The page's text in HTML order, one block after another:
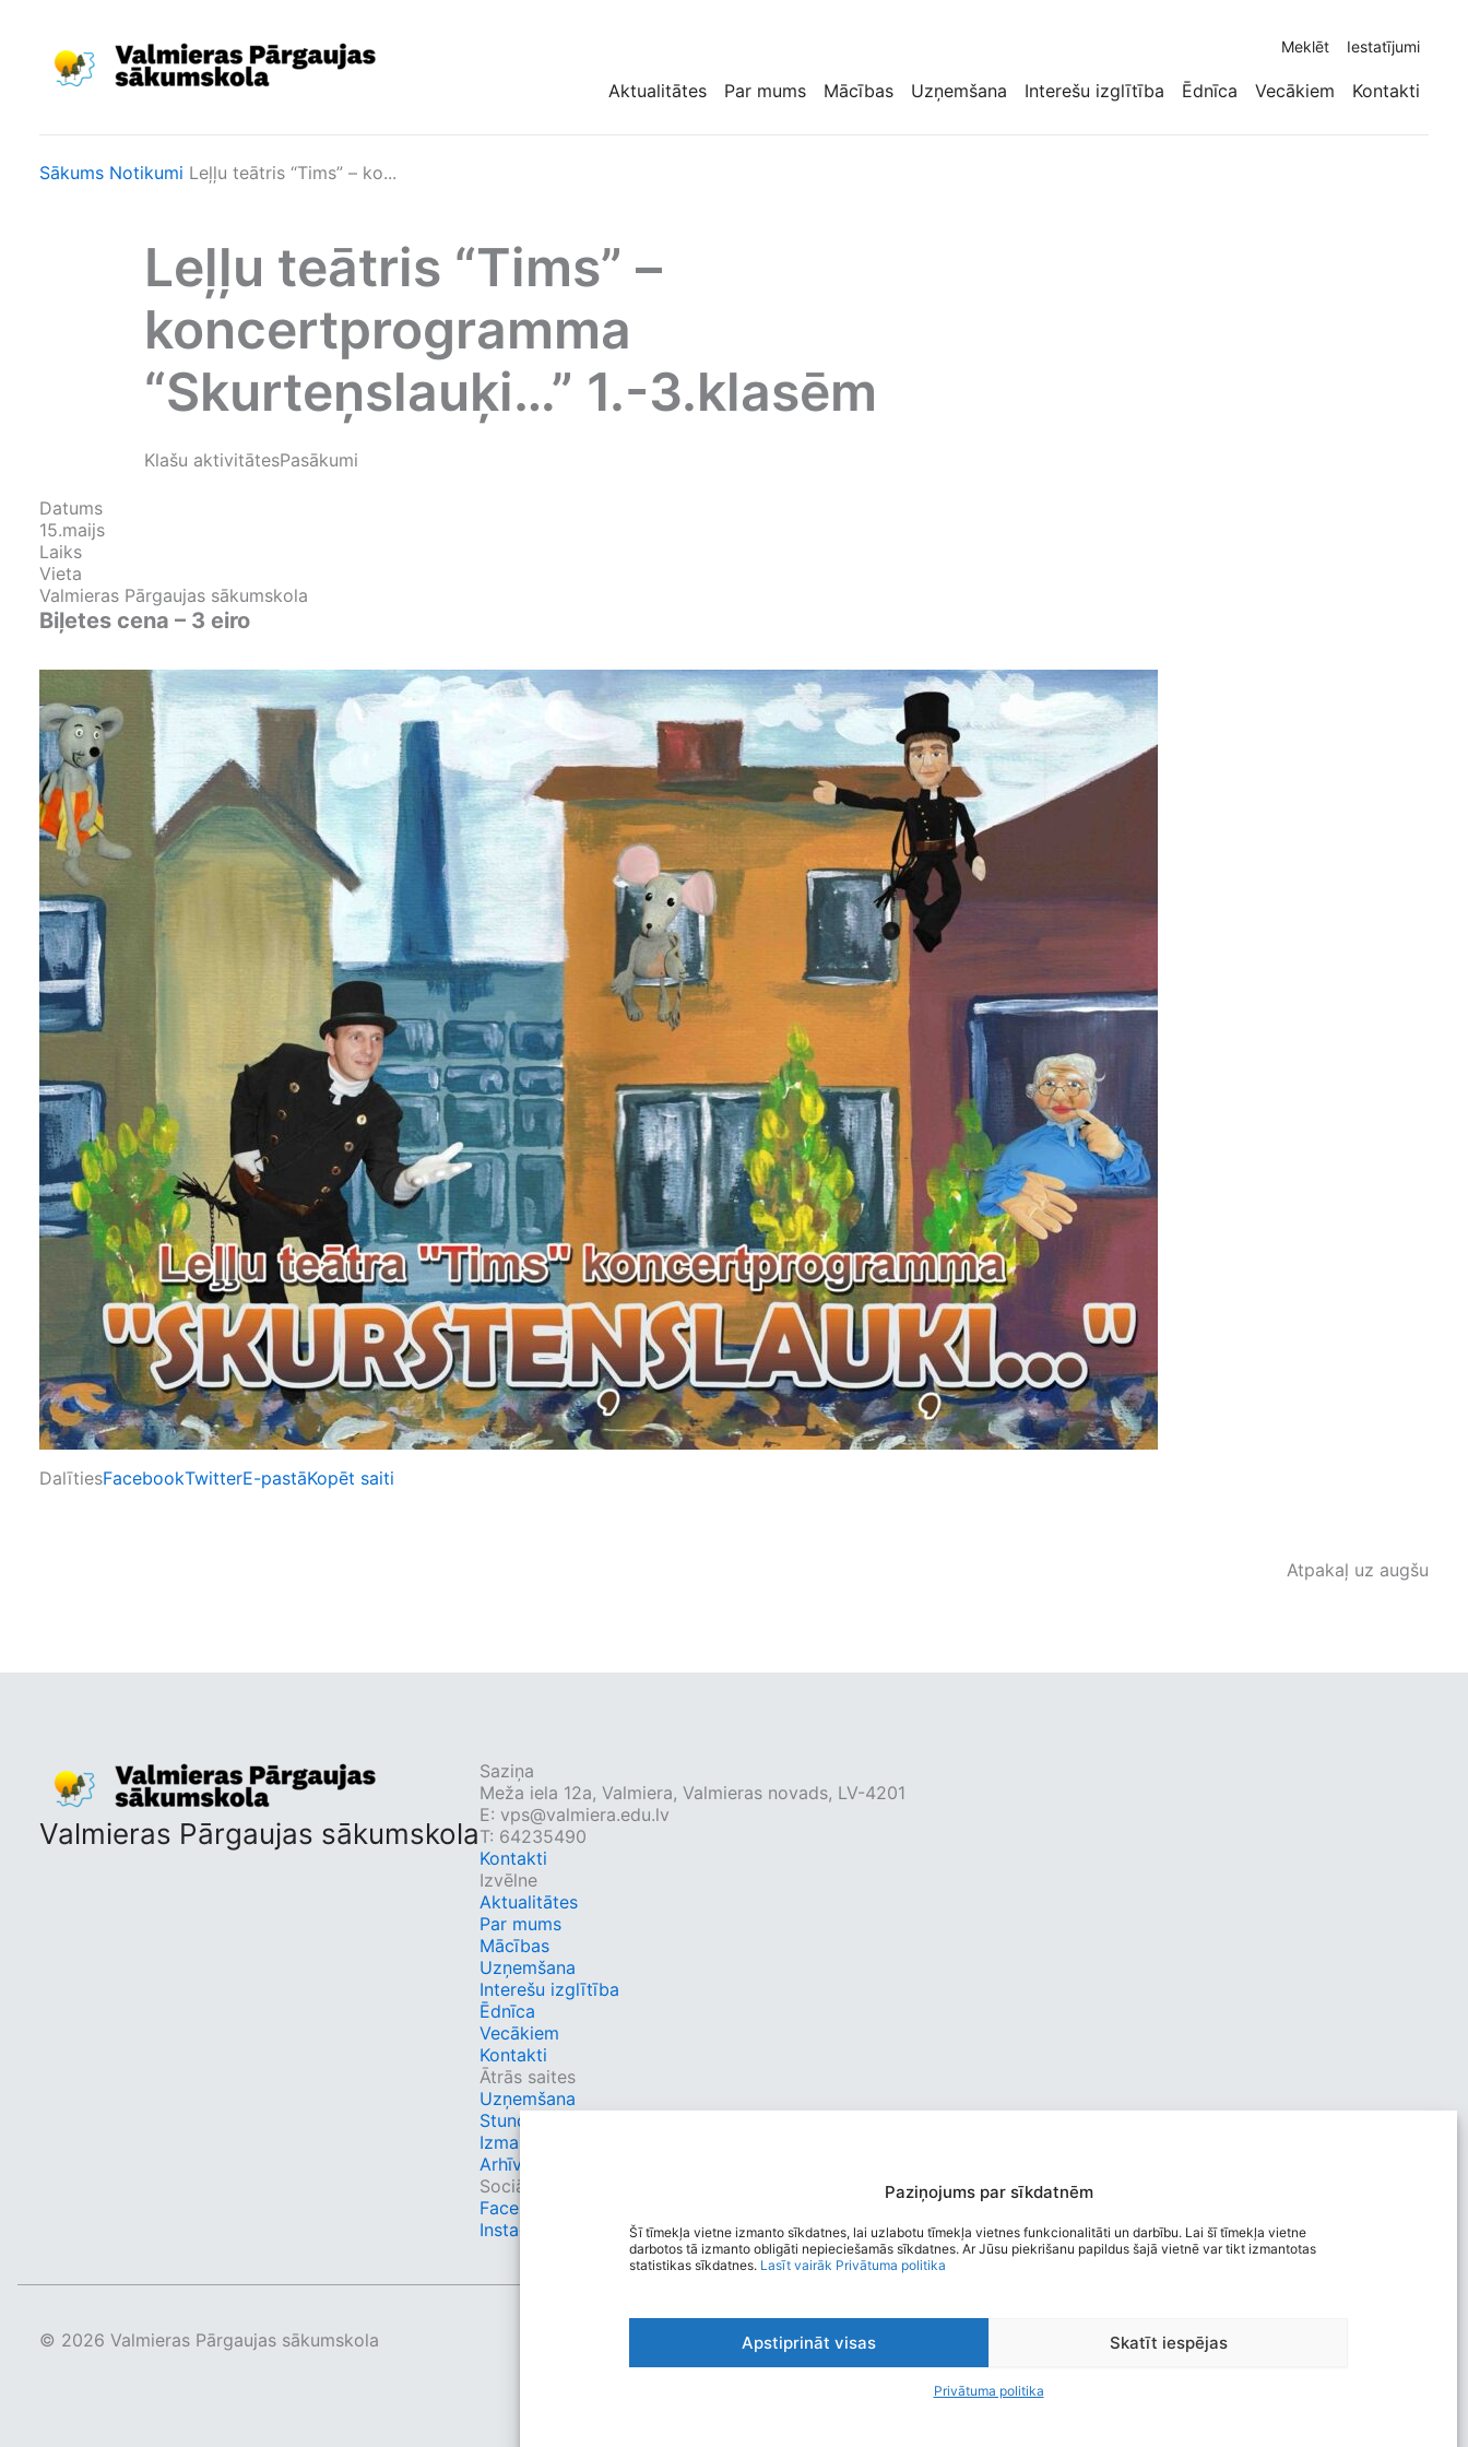
Paziņojums par sīkdatnēm
Šī tīmekļa vietne izmanto sīkdatnes, lai uzlabotu tīmekļa vietnes funkcionalitāti un darbību. Lai šī tīmekļa vietne
darbotos tā izmanto obligāti nepieciešamās sīkdatnes. Ar Jūsu piekrišanu papildus šajā vietnē var tikt izmantotas
statistikas sīkdatnes. Lasīt vairāk Privātuma politika
Apstiprināt visas Skatīt iespējas
Privātuma politika
content
Meklēt Iestatījumi
Aktualitātes Par mums Mācības Uzņemšana Interešu izglītība Ēdnīca Vecākiem Kontakti
Sākums Notikumi Leļļu teātris “Tims” – ko...
Leļļu teātris “Tims” –
koncertprogramma
“Skurteņslauķi…” 1.-3.klasēm
Klašu aktivitātesPasākumi
Datums
15.maijs
Laiks
Vieta
Valmieras Pārgaujas sākumskola
Biļetes cena – 3 eiro
DalītiesFacebookTwitterE-pastāKopēt saiti
Atpakaļ uz augšu
Valmieras Pārgaujas sākumskola
Saziņa
Meža iela 12a, Valmiera, Valmieras novads, LV-4201
E: vps@valmiera.edu.lv
T: 64235490
Kontakti
Izvēlne
Aktualitātes
Par mums
Mācības
Uzņemšana
Interešu izglītība
Ēdnīca
Vecākiem
Kontakti
Ātrās saites
Uzņemšana
Stundu saraksts
Izmaiņas
Arhīvs
Sociālie tīkli
Facebook
Instagram
© 2026 Valmieras Pārgaujas sākumskola
Viegli lasīt